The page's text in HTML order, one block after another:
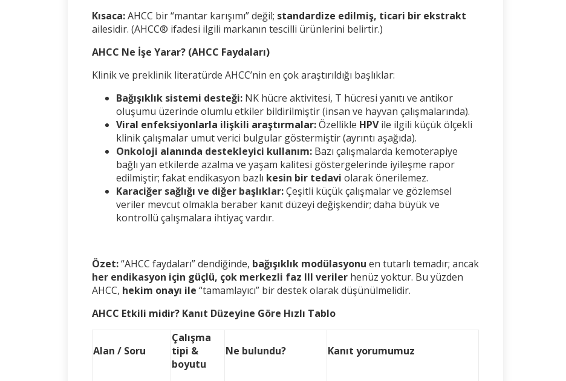
Kısaca:AHCC bir “mantar karışımı” değil; standardize edilmiş, ticari bir ekstrakt
ailesidir. (AHCC® ifadesi ilgili markanın tescilli ürünlerini belirtir.)
AHCC Ne İşe Yarar? (AHCC Faydaları)
Klinik ve preklinik literatürde AHCC’nin en çok araştırıldığı başlıklar:
Bağışıklık sistemi desteği: NK hücre aktivitesi, T hücresi yanıtı ve antikor
oluşumu üzerinde olumlu etkiler bildirilmiştir (insan ve hayvan çalışmalarında).
Viral enfeksiyonlarla ilişkili araştırmalar:Özellikle HPVile ilgili küçük ölçekli
klinik çalışmalar umut verici bulgular göstermiştir (ayrıntı aşağıda).
Onkoloji alanında destekleyici kullanım: Bazı çalışmalarda kemoterapiye
bağlı yan etkilerde azalma ve yaşam kalitesi göstergelerinde iyileşme rapor
edilmiştir; fakat endikasyon bazlı kesin bir tedavi olarak önerilemez.
Karaciğer sağlığı ve diğer başlıklar:Çeşitli küçük çalışmalar ve gözlemsel
veriler mevcut olmakla beraber kanıt düzeyi değişkendir; daha büyük ve
kontrollü çalışmalara ihtiyaç vardır.
Özet:“AHCC faydaları” dendiğinde, bağışıklık modülasyonu en tutarlı temadır; ancak
her endikasyon için güçlü, çok merkezli faz III veriler henüz yoktur. Bu yüzden
AHCC, hekim onayı ile “tamamlayıcı” bir destek olarak düşünülmelidir.
AHCC Etkili midir? Kanıt Düzeyine Göre Hızlı Tablo
Alan / Soru
Çalışma
tipi &
boyutu
Ne bulundu? Kanıt yorumumuz